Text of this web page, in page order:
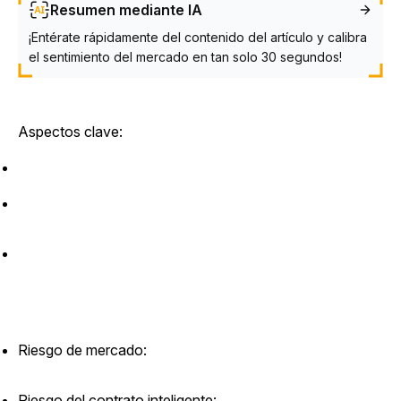
Resumen mediante IA
¡Entérate rápidamente del contenido del artículo y calibra
el sentimiento del mercado en tan solo 30 segundos!
Aspectos clave:
Riesgo de mercado: